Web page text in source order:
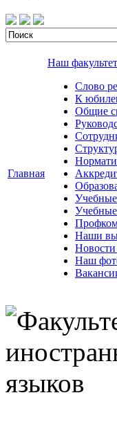
Главная
Наш факультет
Слово
К
Общие
Наши
Новости
Наш